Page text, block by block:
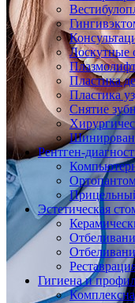
Лоскутные
Пластика
Пластика
Снятие
Рентген-
Эстетическая
Гигиена и